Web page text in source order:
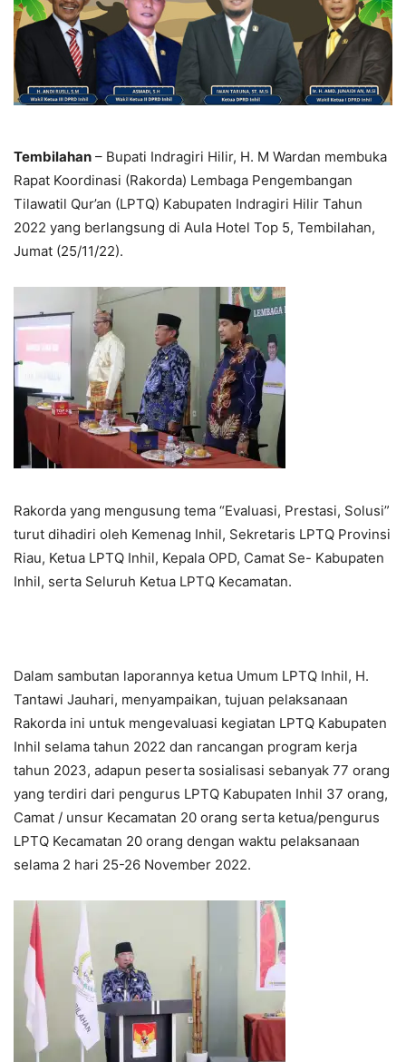
Tembilahan – Bupati Indragiri Hilir, H. M Wardan membuka
Rapat Koordinasi (Rakorda) Lembaga Pengembangan
Tilawatil Qur’an (LPTQ) Kabupaten Indragiri Hilir Tahun
2022 yang berlangsung di Aula Hotel Top 5, Tembilahan,
Jumat (25/11/22).
Rakorda yang mengusung tema “Evaluasi, Prestasi, Solusi”
turut dihadiri oleh Kemenag Inhil, Sekretaris LPTQ Provinsi
Riau, Ketua LPTQ Inhil, Kepala OPD, Camat Se- Kabupaten
Inhil, serta Seluruh Ketua LPTQ Kecamatan.
Dalam sambutan laporannya ketua Umum LPTQ Inhil, H.
Tantawi Jauhari, menyampaikan, tujuan pelaksanaan
Rakorda ini untuk mengevaluasi kegiatan LPTQ Kabupaten
Inhil selama tahun 2022 dan rancangan program kerja
tahun 2023, adapun peserta sosialisasi sebanyak 77 orang
yang terdiri dari pengurus LPTQ Kabupaten Inhil 37 orang,
Camat / unsur Kecamatan 20 orang serta ketua/pengurus
LPTQ Kecamatan 20 orang dengan waktu pelaksanaan
selama 2 hari 25-26 November 2022.